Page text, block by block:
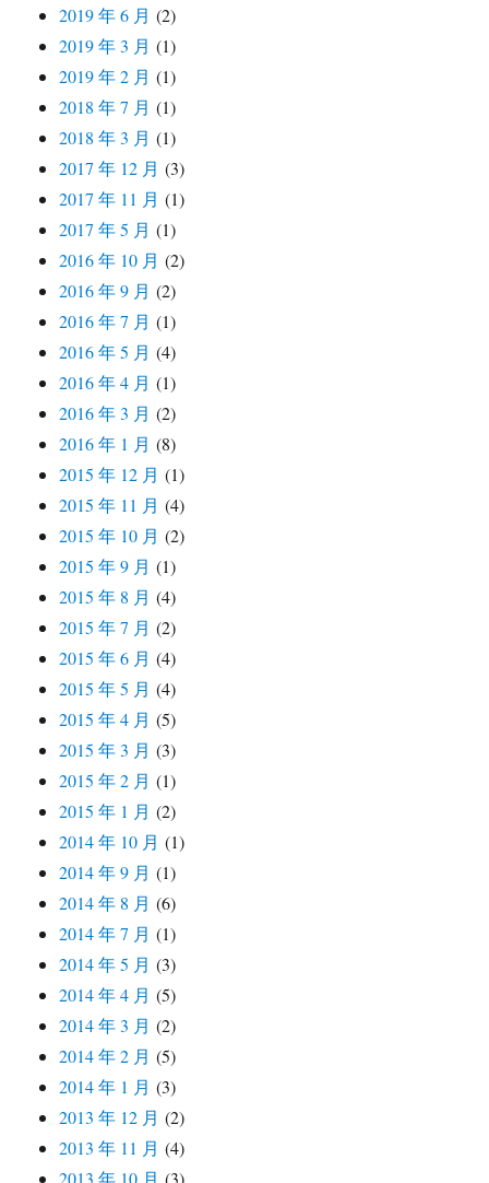
2019 年 6 月 (2)
2019 年 3 月 (1)
2019 年 2 月 (1)
2018 年 7 月 (1)
2018 年 3 月 (1)
2017 年 12 月 (3)
2017 年 11 月 (1)
2017 年 5 月 (1)
2016 年 10 月 (2)
2016 年 9 月 (2)
2016 年 7 月 (1)
2016 年 5 月 (4)
2016 年 4 月 (1)
2016 年 3 月 (2)
2016 年 1 月 (8)
2015 年 12 月 (1)
2015 年 11 月 (4)
2015 年 10 月 (2)
2015 年 9 月 (1)
2015 年 8 月 (4)
2015 年 7 月 (2)
2015 年 6 月 (4)
2015 年 5 月 (4)
2015 年 4 月 (5)
2015 年 3 月 (3)
2015 年 2 月 (1)
2015 年 1 月 (2)
2014 年 10 月 (1)
2014 年 9 月 (1)
2014 年 8 月 (6)
2014 年 7 月 (1)
2014 年 5 月 (3)
2014 年 4 月 (5)
2014 年 3 月 (2)
2014 年 2 月 (5)
2014 年 1 月 (3)
2013 年 12 月 (2)
2013 年 11 月 (4)
2013 年 10 月 (3)